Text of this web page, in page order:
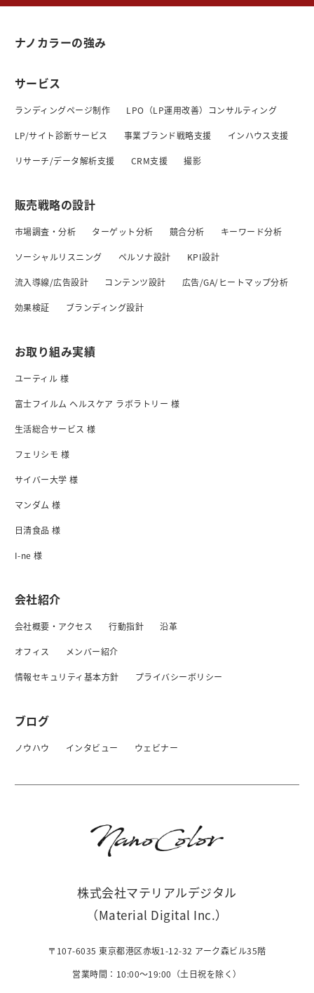
ナノカラーの強み
サービス
ランディングページ制作 LPO（LP運用改善）コンサルティング
LP/サイト診断サービス 事業ブランド戦略支援 インハウス支援
リサーチ/データ解析支援 CRM支援 撮影
販売戦略の設計
市場調査・分析 ターゲット分析 競合分析 キーワード分析
ソーシャルリスニング ペルソナ設計 KPI設計
流入導線/広告設計 コンテンツ設計 広告/GA/ヒートマップ分析
効果検証 ブランディング設計
お取り組み実績
ユーティル 様
富士フイルム ヘルスケア ラボラトリー 様
生活総合サービス 様
フェリシモ 様
サイバー大学 様
マンダム 様
日清食品 様
I-ne 様
会社紹介
会社概要・アクセス 行動指針 沿革
オフィス メンバー紹介
情報セキュリティ基本方針 プライバシーボリシー
ブログ
ノウハウ インタビュー ウェビナー
株式会社マテリアルデジタル
（Material Digital Inc.）
〒107-6035 東京都港区赤坂1-12-32 アーク森ビル35階
営業時間：10:00〜19:00（土日祝を除く）